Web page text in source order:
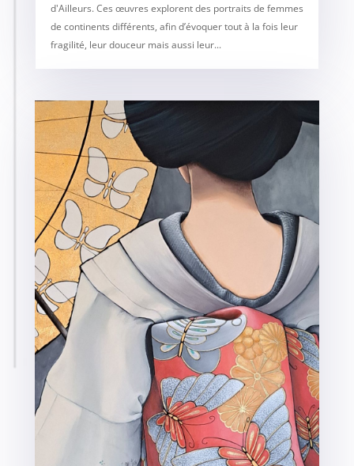
d'Ailleurs. Ces œuvres explorent des portraits de femmes
de continents différents, afin d’évoquer tout à la fois leur
fragilité, leur douceur mais aussi leur...